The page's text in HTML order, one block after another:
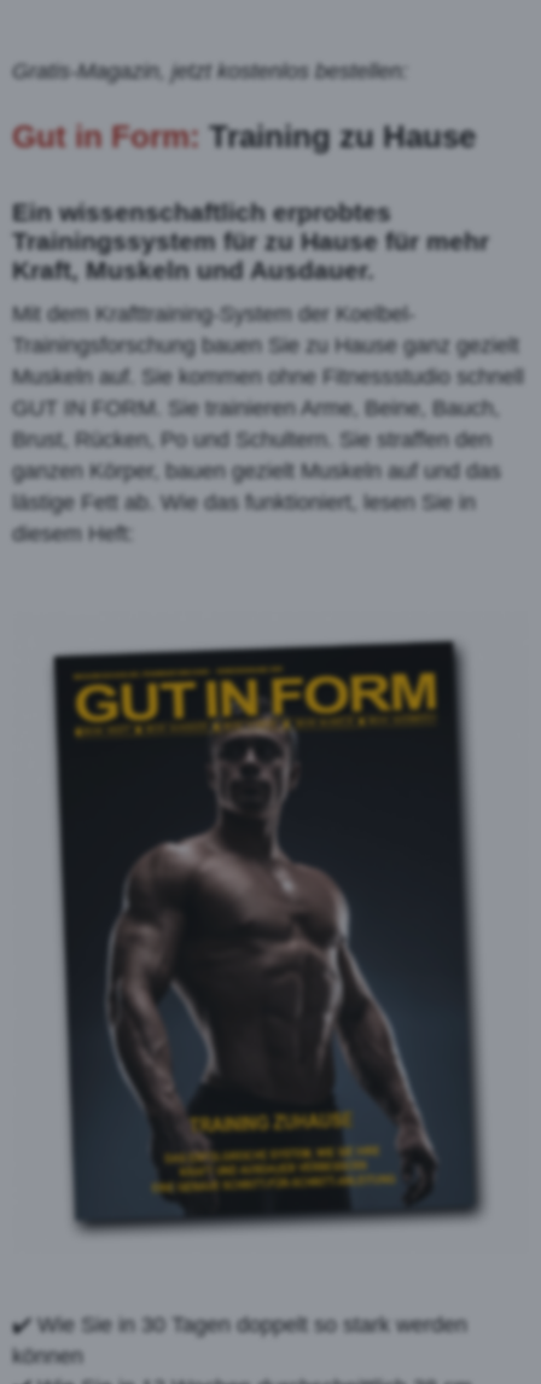
Gratis-Magazin, jetzt kostenlos bestellen:
Gut in Form: Training zu Hause
Ein wissenschaftlich erprobtes
Trainingssystem für zu Hause für mehr
Kraft, Muskeln und Ausdauer.
Mit dem Krafttraining-System der Koelbel-
Trainingsforschung bauen Sie zu Hause ganz gezielt
Muskeln auf. Sie kommen ohne Fitnessstudio schnell
GUT IN FORM. Sie trainieren Arme, Beine, Bauch,
Brust, Rücken, Po und Schultern. Sie straffen den
ganzen Körper, bauen gezielt Muskeln auf und das
lästige Fett ab. Wie das funktioniert, lesen Sie in
diesem Heft:
✔️ Wie Sie in 30 Tagen doppelt so stark werden
können